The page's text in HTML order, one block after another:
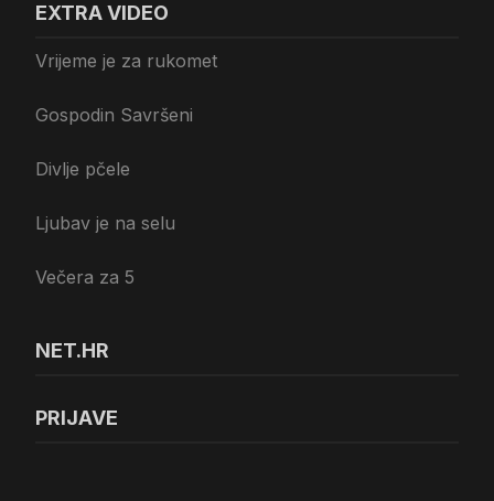
EXTRA VIDEO
Vrijeme je za rukomet
Gospodin Savršeni
Divlje pčele
Ljubav je na selu
Večera za 5
NET.HR
PRIJAVE